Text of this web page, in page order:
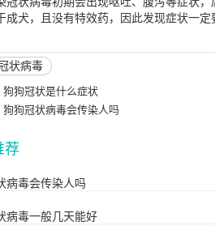
成犬，且没有特效药，因此发现症状一
状病毒
狗狗冠状是什么症状
狗狗冠状病毒会传染人吗
荐
病毒会传染人吗
病毒一般几天能好